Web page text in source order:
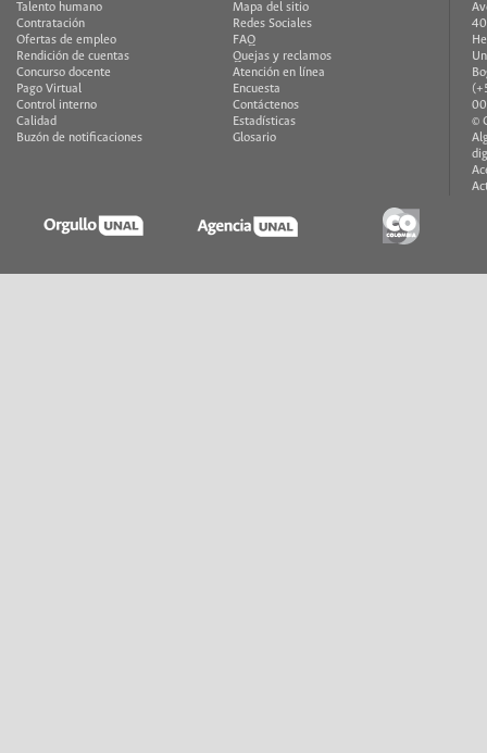
Talento humano
Contratación
Ofertas de empleo
Rendición de cuentas
Concurso docente
Pago Virtual
Control interno
Calidad
Buzón de notificaciones
Mapa del sitio
Redes Sociales
FAQ
Quejas y reclamos
Atención en línea
Encuesta
Contáctenos
Estadísticas
Glosario
©